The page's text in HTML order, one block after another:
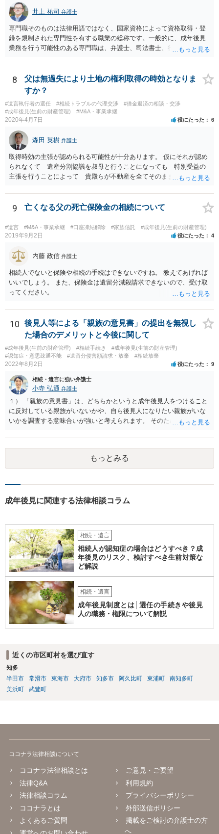
井上 祐司 弁護士
専門職そのものは法律用語ではなく、国家資格によって資格取得・登
録を規制された専門性を有する職業の総称です。一般的に、成年後見
業務を行う可能性のある専門職は、弁護士、司法書士、行政書士、税
士はほぼ無条件で成年後見人に選任されるわけではなく、基幹研修を
受講して継続研修を受講し続ける必要がありますが、家庭裁判所から
選任された場合には専門職後見人と呼ぶことになるでしょう。
8
父は無過失により土地の権利取得の時効となりま
すか？
#遺言執行者の選任 #相続トラブルの代理交渉
#借金返済の相談・交渉
#成年後見(生前の財産管理)
#M&A・事業承継
2020年4月7日 役にたった 6
森田 英樹 弁護士
取得時効の主張が認められる可能性が十分あります。 仮にそれが認め
られなくて 遺産分割協議を叔母と行うことになっても 特別受益の
主張を行うことによって 貴殿らが不動産を全てそのまま取得できる
9 亡くなる父の死亡保険金の相続について
#遺言 #M&A・事業承継 #口座凍結解除 #家族信託 #成年後見(生前の財産管理)
2019年9月2日 役にたった 4
内藤 政信 弁護士
相続人でないと保険や相続の手続はできないですね。 教えてあげれば
いいでしょう。 また、保険金は遺留分減殺請求できないので、受け取
ってください。
10
後見人等による「親族の意見書」の提出を無視し
た場合のデメリットと今後に関して
#成年後見(生前の財産管理) #相続手続き
#成年後見(生前の財産管理)
#認知症・意思疎通不能
#遺留分侵害額請求・放棄 #相続放棄
2022年8月2日 役にたった 9
相続・遺言に強い弁護士
小寺 弘通 弁護士
１） 「親族の意見書」は、どちらかというと成年後見人をつけること
に反対している親族がいないかや、自ら後見人になりたい親族がいな
いかを調査する意味合いが強いと考えられます。 そのため、ご相談の
す。 ２） 場合によっては、介護や被後見人の財産の処分等に関して、
後見人から相談があることも考えられます。 また、お祖母さんがお亡
くなりになった場合、相続人となる可能性がありますが、 その場合は
相続放棄されれば問題ありません。 ３） 完全に拒否する方法はないか
としても、関わりを拒否している親族にあえて連絡をしてくる可能性
もっとみる
成年後見に関連する法律相談コラム
相続・遺言
相続人が認知症の場合はどうすべき？成
年後見のリスク、検討すべき生前対策な
ど解説
相続・遺言
成年後見制度とは│選任の手続きや後見
人の職務・権限について解説
近くの市区町村を選び直す
知多
半田市
常滑市 東海市 大府市 知多市 阿久比町 東浦町
南知多町
美浜町
武豊町
ココナラ法律相談について
ココナラ法律相談とは
法律Q&A
法律相談コラム
ココナラとは
よくあるご質問
ご意見・ご要望
利用規約
プライバシーポリシー
外部送信ポリシー
掲載をご検討の弁護士の方
へ